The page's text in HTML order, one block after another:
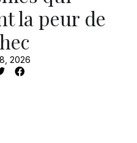
la peur de
2026